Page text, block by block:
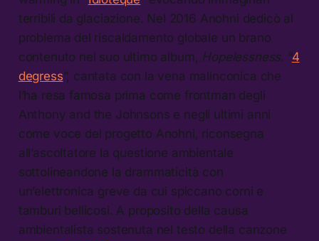
terribili da glaciazione. Nel 2016 Anohni dedicò al
problema del riscaldamento globale un brano
contenuto nel suo ultimo album, Hopelessness. “4
degress”, cantata con la vena malinconica che
l’ha resa famosa prima come frontman degli
Anthony and the Johnsons e negli ultimi anni
come voce del progetto Anohni, riconsegna
all’ascoltatore la questione ambientale
sottolineandone la drammaticità con
un’elettronica greve da cui spiccano corni e
tamburi bellicosi. A proposito della causa
ambientalista sostenuta nel testo della canzone